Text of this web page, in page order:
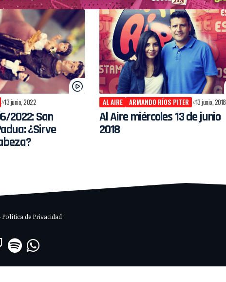
13 junio, 2022
2022: San
¿Sirve
AL AIRE ARMANDO RÍOS PITER 13 junio, 2018
Al Aire miércoles 13 de junio
2018
de Privacidad